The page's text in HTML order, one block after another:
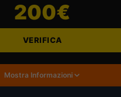
200€
VERIFICA
Mostra Informazioni